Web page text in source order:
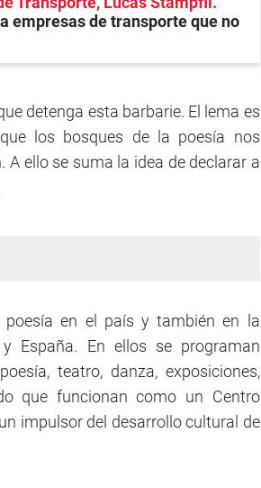
empresas de transporte que no
detenga esta barbarie. El lema es
los bosques de la poesía nos
A ello se suma la idea de declarar a
en el país y también en la
España. En ellos se programan
teatro, danza, exposiciones,
que funcionan como un Centro
impulsor del desarrollo cultural de